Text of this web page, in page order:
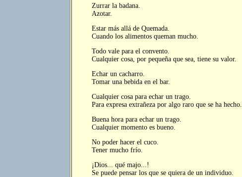
Zurrar la badana.
Azotar.
Estar más allá de Quemada.
Cuando los alimentos queman mucho.
Todo vale para el convento.
Cualquier cosa, por pequeña que sea, tiene su valor.
Echar un cacharro.
Tomar una bebida en el bar.
Cualquier cosa para echar un trago.
Para expresa extrañeza por algo raro que se ha hecho.
Buena hora para echar un trago.
Cualquier momento es bueno.
No poder hacer el cuco.
Tener mucho frío.
¡Dios... qué majo...!
Se puede pensar los que se quiera de un individuo.